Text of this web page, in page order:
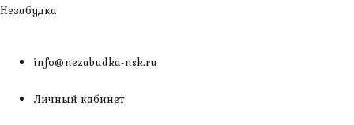
Перейти
Незабудка
info@nezabudka-nsk.ru
Личный кабинет